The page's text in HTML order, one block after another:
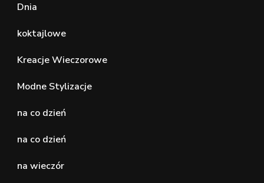
Dnia
koktajlowe
Kreacje Wieczorowe
Modne Stylizacje
na co dzień
na co dzień
na wieczór